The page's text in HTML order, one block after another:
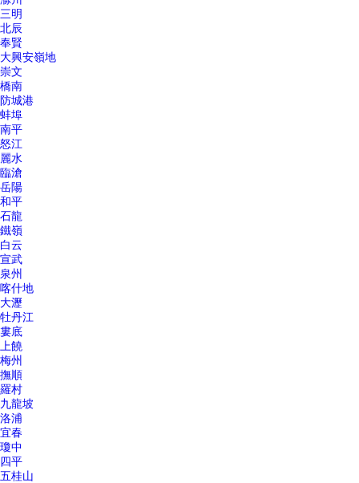
三明
北辰
奉賢
大興安嶺地
崇文
橋南
防城港
蚌埠
南平
怒江
麗水
臨滄
岳陽
和平
石龍
鐵嶺
白云
宣武
泉州
喀什地
大瀝
牡丹江
婁底
上饒
梅州
撫順
羅村
九龍坡
洛浦
宜春
瓊中
四平
五桂山